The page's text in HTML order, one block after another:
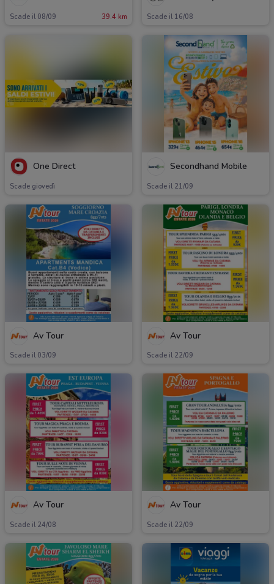
Scade il 08/09 39.4 km Scade il 16/08
One Direct
Scade giovedì
Secondhand Mobile
Scade il 21/09
Av Tour
Scade il 03/09
Av Tour
Scade il 22/09
Av Tour
Scade il 24/08
Av Tour
Scade il 22/09